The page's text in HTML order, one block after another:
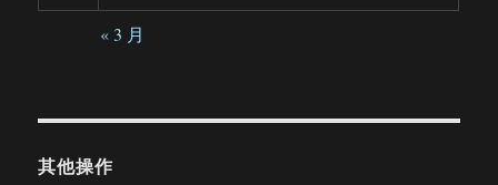
« 3 月
其他操作